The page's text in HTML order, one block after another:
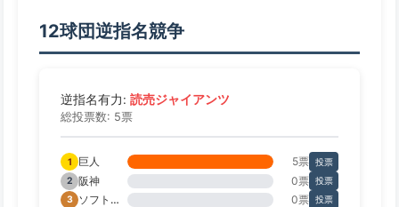
12球団逆指名競争
逆指名有力: 読売ジャイアンツ
総投票数: 5票
1 巨人 5票 投票
2 阪神 0票 投票
3
ソフトバンク 0票 投票